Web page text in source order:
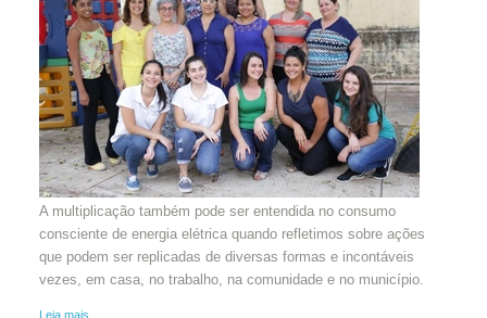
A multiplicação também pode ser entendida no consumo
consciente de energia elétrica quando refletimos sobre ações
que podem ser replicadas de diversas formas e incontáveis
vezes, em casa, no trabalho, na comunidade e no município.
Leia mais